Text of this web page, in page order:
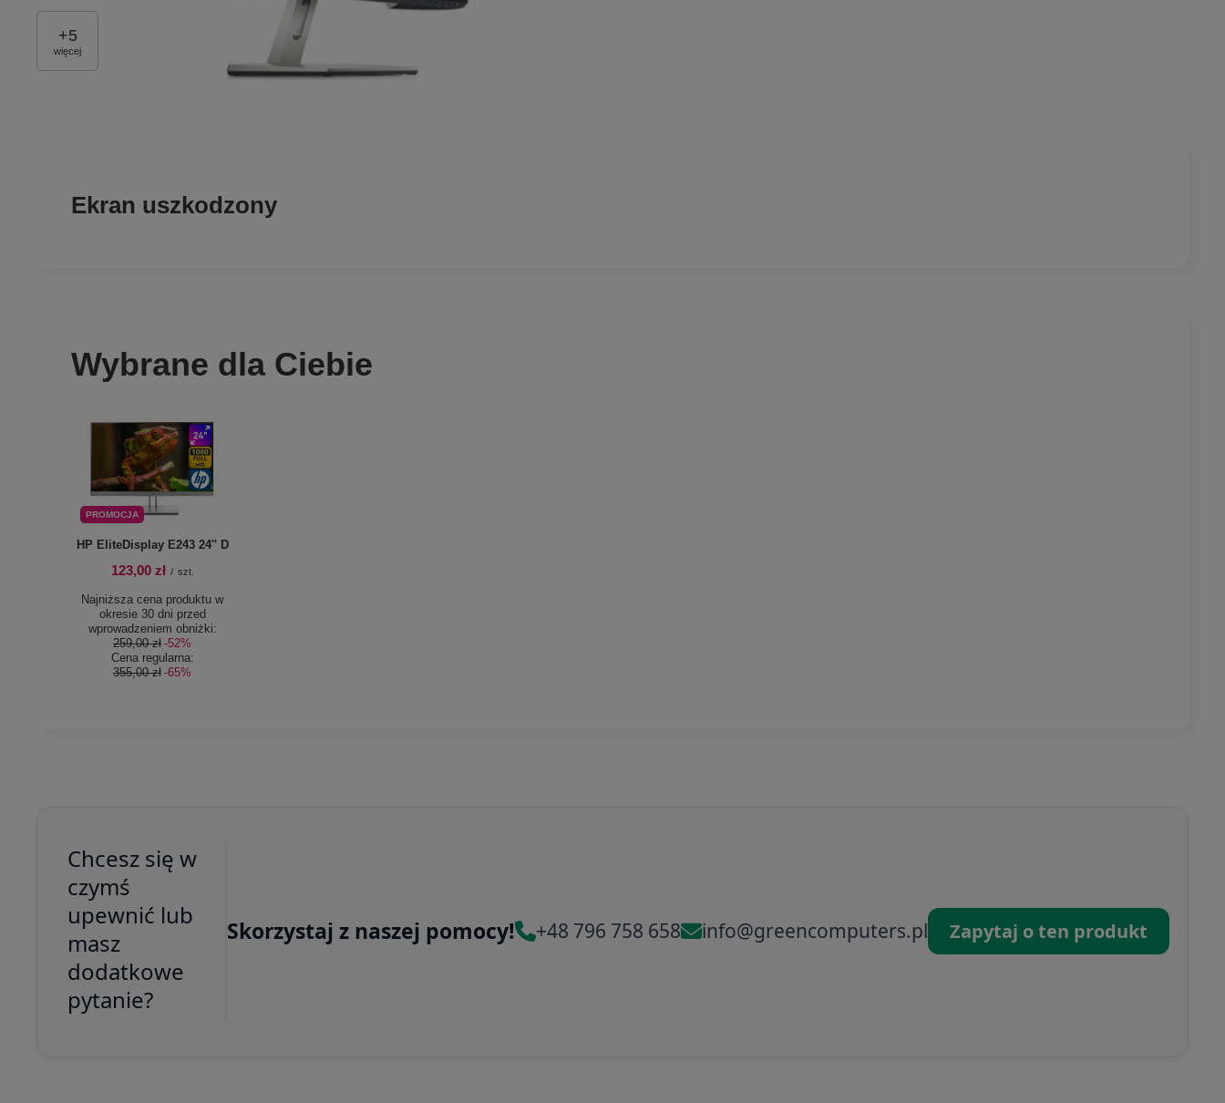
+5
więcej
Ekran uszkodzony
Wybrane dla Ciebie
PROMOCJA
HP EliteDisplay E243 24'' D
123,00 zł / szt.
Najniższa cena produktu w
okresie 30 dni przed
wprowadzeniem obniżki:
259,00 zł -52%
Cena regularna:
355,00 zł -65%
Chcesz się w
czymś
upewnić lub
masz
dodatkowe
pytanie?
Skorzystaj z naszej pomocy! +48 796 758 658 info@greencomputers.pl Zapytaj o ten produkt